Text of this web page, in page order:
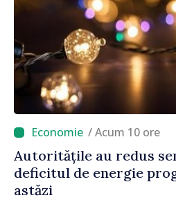
/ Acum 10 ore
Autoritățile au redus
deficitul de energie
astăzi